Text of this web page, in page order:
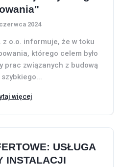
2024
z o.o. informuje, że w toku
którego celem było
prac związanych z budową
więcej
USŁUGA
INSTALACJI